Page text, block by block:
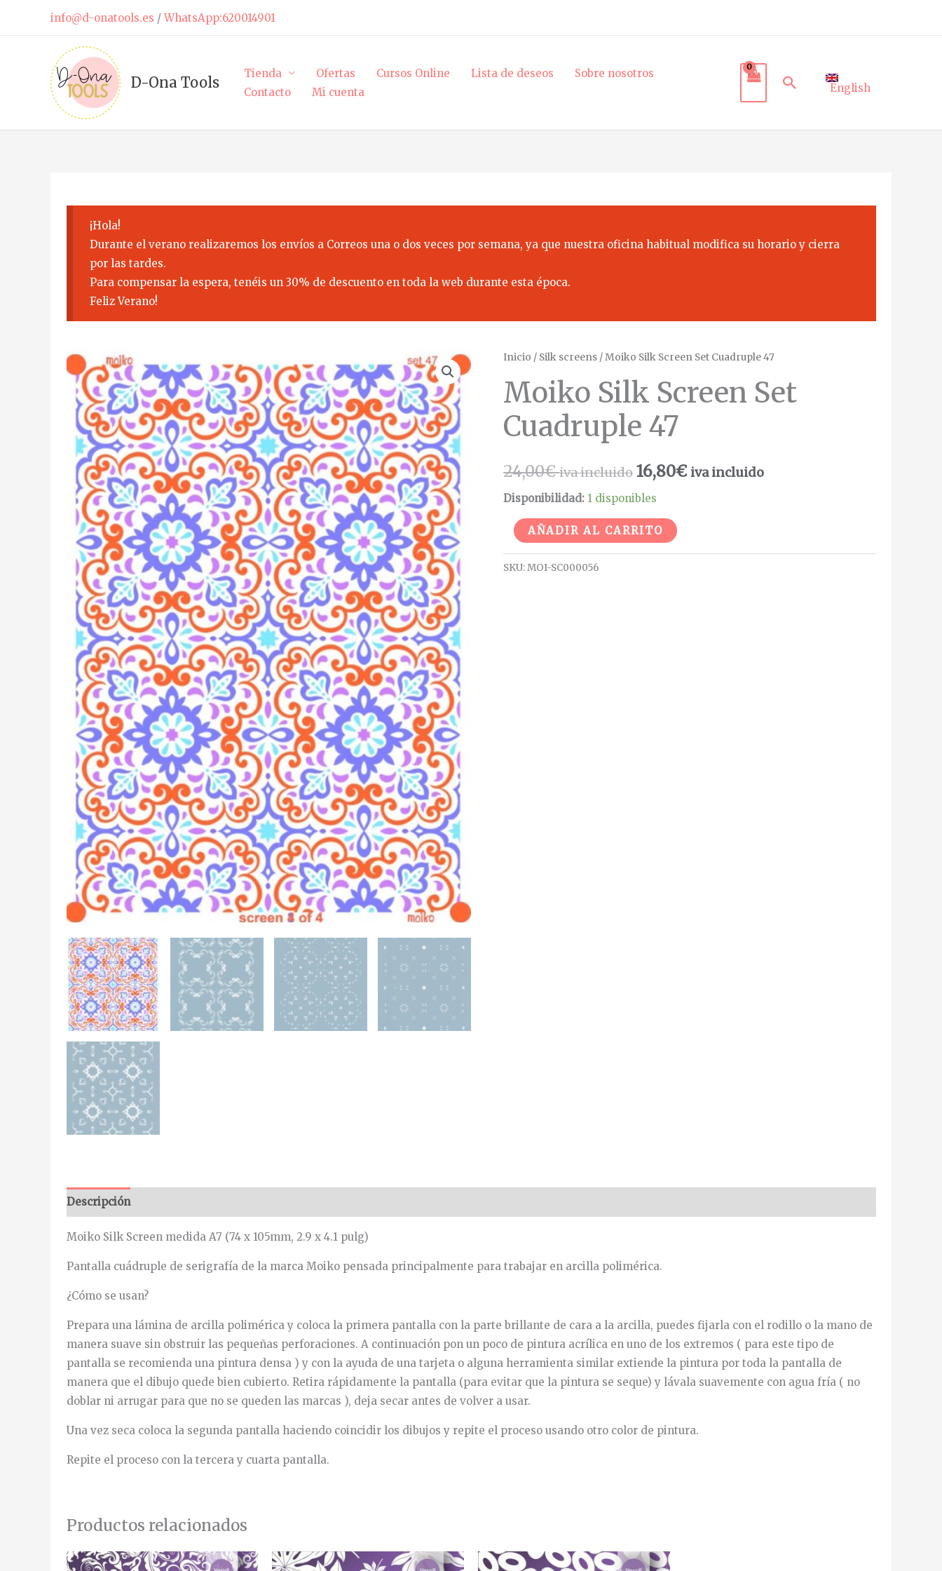
info@d-onatools.es /WhatsApp:620014901
D-Ona Tools
Tienda Ofertas Cursos Online Lista de deseos
Sobre nosotros
Contacto
Mi cuenta BuscarEnglish
¡Hola!
Durante el verano realizaremos los envíos a Correos una o dos veces por semana, ya que nuestra oficina habitual modifica su horario y cierra
por las tardes.
Para compensar la espera, tenéis un 30% de descuento en toda la web durante esta época.
Feliz Verano!
Inicio / Silk screens / Moiko Silk Screen Set Cuadruple 47
Moiko Silk Screen Set
Cuadruple 47
24,00€ iva incluido 16,80€ iva incluido
Disponibilidad: 1 disponibles
Moiko
Screen
Set
Cuadruple
cantidad
AÑADIR AL CARRITO
SKU:MOI-SC000056
Descripción
Moiko Silk Screen medida A7 (74 x 105mm, 2.9 x 4.1 pulg)
Pantalla cuádruple de serigrafía de la marca Moiko pensada principalmente para trabajar en arcilla polimérica.
¿Cómo se usan?
Prepara una lámina de arcilla polimérica y coloca la primera pantalla con la parte brillante de cara a la arcilla, puedes fijarla con el rodillo o la mano de
manera suave sin obstruir las pequeñas perforaciones. A continuación pon un poco de pintura acrílica en uno de los extremos ( para este tipo de
pantalla se recomienda una pintura densa ) y con la ayuda de una tarjeta o alguna herramienta similar extiende la pintura por toda la pantalla de
manera que el dibujo quede bien cubierto. Retira rápidamente la pantalla (para evitar que la pintura se seque) y lávala suavemente con agua fría ( no
doblar ni arrugar para que no se queden las marcas ), deja secar antes de volver a usar.
Una vez seca coloca la segunda pantalla haciendo coincidir los dibujos y repite el proceso usando otro color de pintura.
Repite el proceso con la tercera y cuarta pantalla.
Productos relacionados